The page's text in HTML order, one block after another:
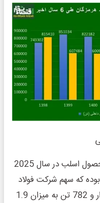
بر اساس آمار ها تجارت جهانی محصول اسلب در سال 2025
و 600 هزار تن بوده که سهم شرکت فولاد
هرمزگان از تجارت جهانی 534 هزار و 782 تن به میزان 1.9